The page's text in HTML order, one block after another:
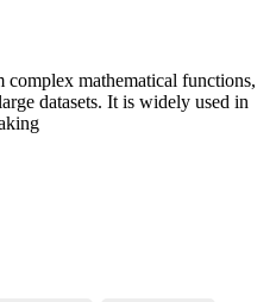
mathematical functions,
datasets. It is widely used in